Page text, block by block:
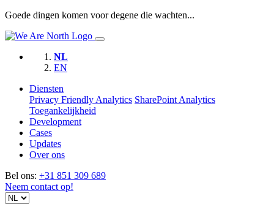
Goede dingen komen voor degene die wachten...
NL
EN
Diensten
Privacy Friendly Analytics SharePoint Analytics
Toegankelijkheid
Development
Cases
Updates
Over ons
Bel ons: +31 851 309 689
Neem contact op!